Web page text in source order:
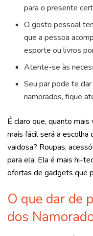
para o presente
O gosto pessoal
que a pessoa
esporte ou livros
Atente-se às
Seu par pode te
namorados, fique
É claro que, quanto
mais fácil será a
vaidosa? Roupas,
para ela. Ela é mais hi-
ofertas de gadgets que
O que dar de
dos